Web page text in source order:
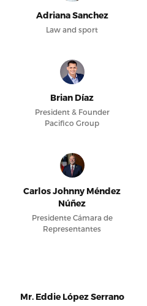
Adriana Sanchez
Law and sport
Brian Díaz
President & Founder
Pacifico Group
Carlos Johnny Méndez
Núñez
Presidente Cámara de
Representantes
Mr. Eddie López Serrano